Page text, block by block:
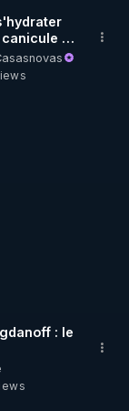
vous avez
canicule -
: le